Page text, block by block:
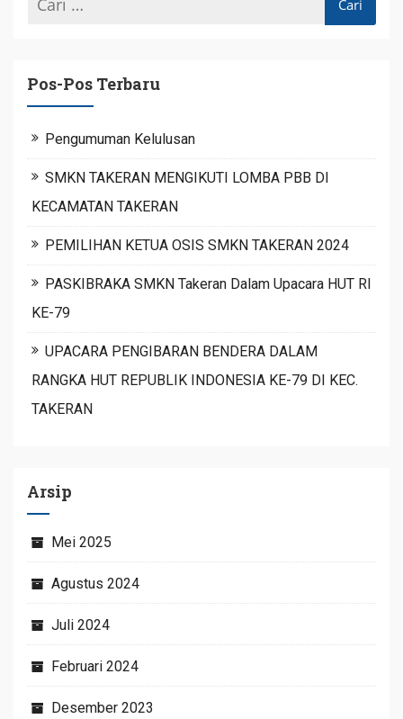
Pos-Pos Terbaru
Pengumuman Kelulusan
SMKN TAKERAN MENGIKUTI LOMBA PBB DI
KECAMATAN TAKERAN
PEMILIHAN KETUA OSIS SMKN TAKERAN 2024
PASKIBRAKA SMKN Takeran Dalam Upacara HUT RI
KE-79
UPACARA PENGIBARAN BENDERA DALAM
RANGKA HUT REPUBLIK INDONESIA KE-79 DI KEC.
TAKERAN
Arsip
Mei 2025
Agustus 2024
Juli 2024
Februari 2024
Desember 2023